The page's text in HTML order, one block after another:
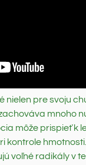
nielen pre svoju
mnoho
môže prispieť k
voľné radikály v